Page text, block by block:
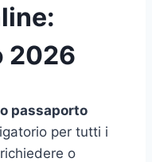
2026
passaporto
per tutti i
o